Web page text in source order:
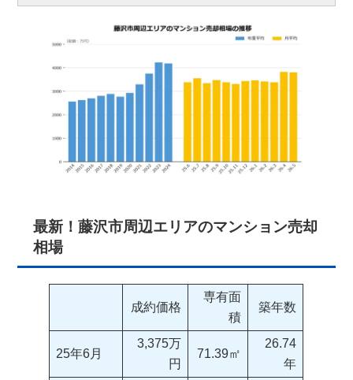
最新！藤沢市周辺エリアのマンション売却
相場
成約価格
専有面
積
築年数
25年6月
3,375万
円
71.39㎡
26.74
年